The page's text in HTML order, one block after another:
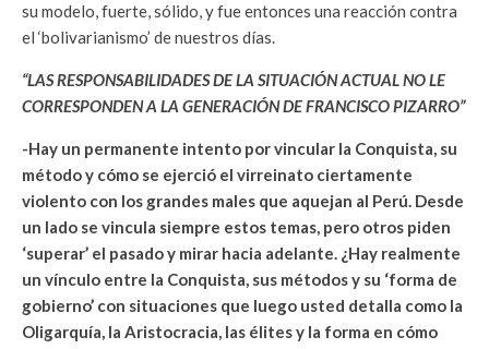
su modelo, fuerte, sólido, y fue entonces una reacción contra
el ‘bolivarianismo’ de nuestros días.
“LAS RESPONSABILIDADES DE LA SITUACIÓN ACTUAL NO LE
CORRESPONDEN A LA GENERACIÓN DE FRANCISCO PIZARRO”
-Hay un permanente intento por vincular la Conquista, su
método y cómo se ejerció el virreinato ciertamente
violento con los grandes males que aquejan al Perú. Desde
un lado se vincula siempre estos temas, pero otros piden
‘superar’ el pasado y mirar hacia adelante. ¿Hay realmente
un vínculo entre la Conquista, sus métodos y su ‘forma de
gobierno’ con situaciones que luego usted detalla como la
Oligarquía, la Aristocracia, las élites y la forma en cómo